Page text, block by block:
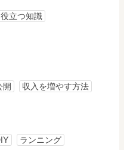
立つ知識
開 収入を増やす方法
ランニング